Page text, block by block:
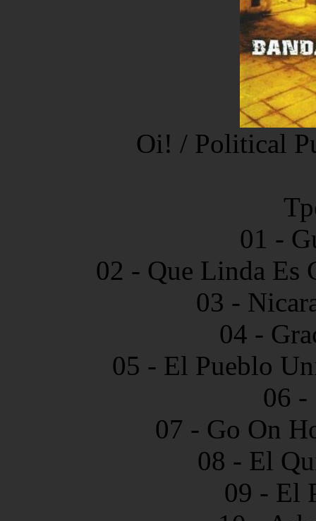
Oi! / Political
01 -
02 - Que Linda Es
03 -
04 -
05 - El Pueblo
06 -
07 - Go On
08 - El
09 - El